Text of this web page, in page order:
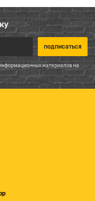
материалов на